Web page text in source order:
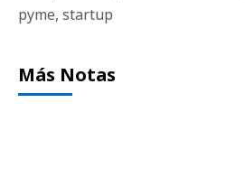
pyme, startup
Más Notas